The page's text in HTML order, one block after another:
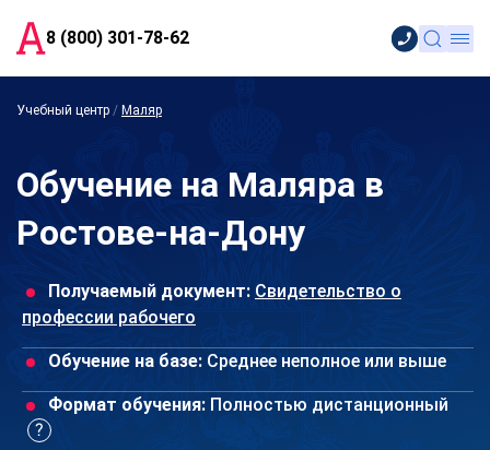
8 (800) 301-78-62
Учебный центр / Маляр
Обучение на Маляра в
Ростове-на-Дону
Получаемый документ: Свидетельство о
профессии рабочего
Обучение на базе: Среднее неполное или выше
Формат обучения: Полностью дистанционный